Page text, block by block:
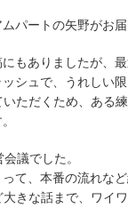
パートの矢野がお届
もありましたが、
シュで、うれしい限
ただくため、ある
議でした。
て、本番の流れなど
きな話まで、ワイ